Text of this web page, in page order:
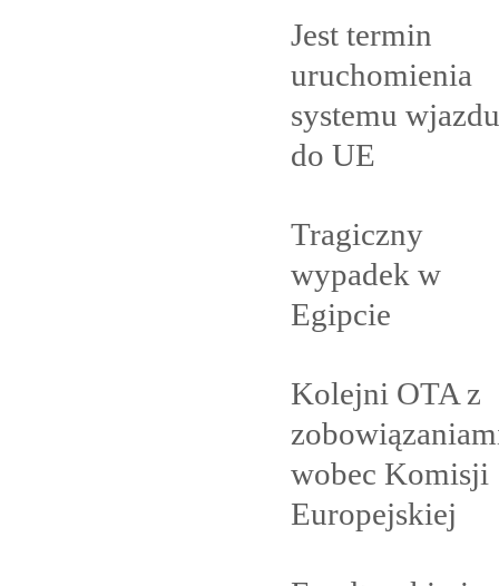
Jest termin
uruchomienia
systemu wjazdu
do UE
Tragiczny
wypadek w
Egipcie
Kolejni OTA z
wobec Komisji
Europejskiej